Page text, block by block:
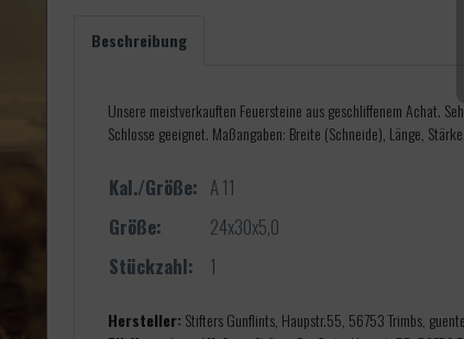
Beschreibung
Unsere meistverkauften Feuersteine aus geschliffenem Achat.
Schlosse geeignet. Maßangaben: Breite (Schneide), Länge, Stärke.
Kal./Größe: A 11
Größe:
24x30x5,0
Stückzahl:
1
Hersteller: Stifters Gunflints, Haupstr.55, 56753 Trimbs,